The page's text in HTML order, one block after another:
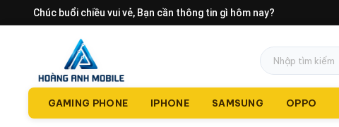
Chúc buổi chiều vui vẻ, Bạn cần thông tin gì hôm nay?
GAMING PHONE IPHONE SAMSUNG OPPO